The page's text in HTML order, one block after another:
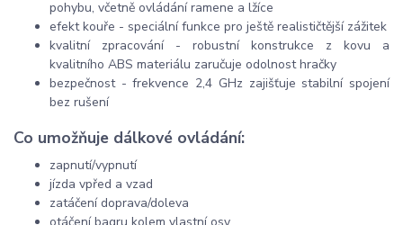
pohybu, včetně ovládání ramene a lžíce
efekt kouře - speciální funkce pro ještě realističtější zážitek
kvalitní zpracování - robustní konstrukce z kovu a
kvalitního ABS materiálu zaručuje odolnost hračky
bezpečnost - frekvence 2,4 GHz zajišťuje stabilní spojení
bez rušení
Co umožňuje dálkové ovládání:
zapnutí/vypnutí
jízda vpřed a vzad
zatáčení doprava/doleva